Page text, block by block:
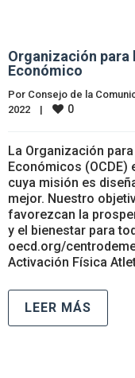
Organización para
Económico
Por Consejo de la
2022 | 0
La Organización
Económicos
cuya misión es
mejor. Nuestro
favorezcan la
y el bienestar para
oecd.org/
Activación Física
LEER MÁS